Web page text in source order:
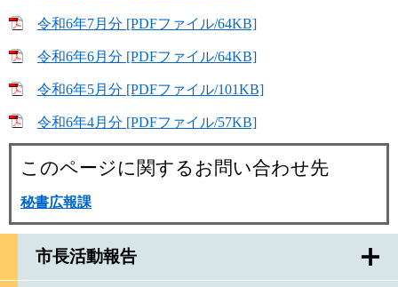
市長活動報告
令和6年7月分 [PDFファイル/64KB]
令和6年6月分 [PDFファイル/64KB]
令和6年5月分 [PDFファイル/101KB]
令和6年4月分 [PDFファイル/57KB]
このページに関するお問い合わせ先
秘書広報課